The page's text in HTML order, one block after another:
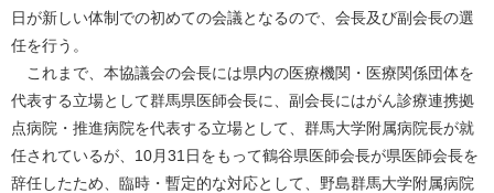
日が新しい体制での初めての会議となるので、会長及び副会長の選
任を行う。
これまで、本協議会の会長には県内の医療機関・医療関係団体を
代表する立場として群馬県医師会長に、副会長にはがん診療連携拠
点病院・推進病院を代表する立場として、群馬大学附属病院長が就
任されているが、10月31日をもって鶴谷県医師会長が県医師会長を
辞任したため、臨時・暫定的な対応として、野島群馬大学附属病院